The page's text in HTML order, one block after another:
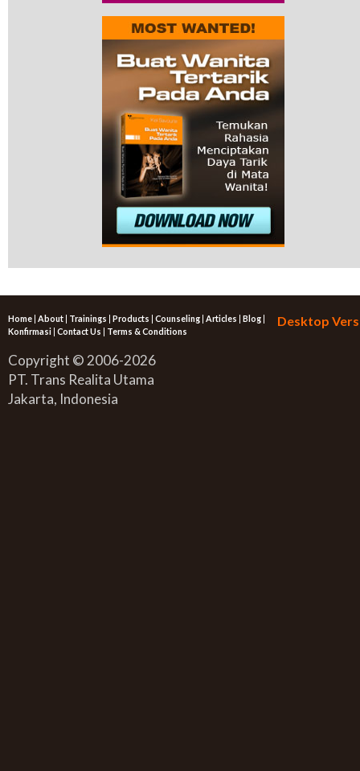
Desktop
Home | About | Trainings | Products | Counseling | Articles | Blog |
Konfirmasi | Contact Us | Terms & Conditions
Copyright © 2006-2026
PT. Trans Realita Utama
Jakarta, Indonesia